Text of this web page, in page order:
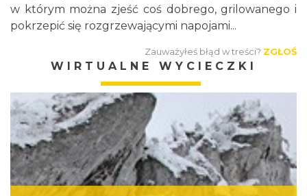
w którym można zjeść coś dobrego, grilowanego i
pokrzepić się rozgrzewającymi napojami...
Zauważyłeś błąd w treści? ZGŁOŚ
WIRTUALNE WYCIECZKI